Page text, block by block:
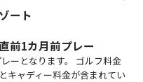
ート
前1カ月前プレー
ーとなります。 ゴルフ料金
キャディー料金が含まれてい